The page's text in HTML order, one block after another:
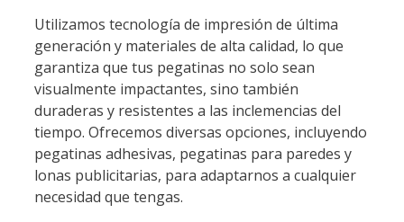
Utilizamos tecnología de impresión de última
generación y materiales de alta calidad, lo que
garantiza que tus pegatinas no solo sean
visualmente impactantes, sino también
duraderas y resistentes a las inclemencias del
tiempo. Ofrecemos diversas opciones, incluyendo
pegatinas adhesivas, pegatinas para paredes y
lonas publicitarias, para adaptarnos a cualquier
necesidad que tengas.